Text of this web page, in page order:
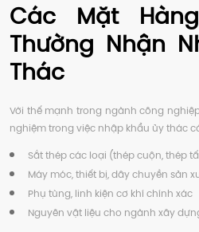
Các Mặt
Thường Nhận
Thác
Với thế mạnh trong ngành công
nghiệm trong việc nhập khẩu ủy thác
Sắt thép các loại (thép cuộn, thép
Máy móc, thiết bị, dây chuyền sản
Phụ tùng, linh kiện cơ khí chính xác
Nguyên vật liệu cho ngành xây